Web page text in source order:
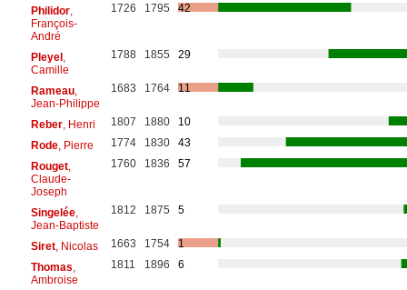
Philidor,
François-
André
1726 1795 42
Pleyel,
Camille
1788 1855 29
Rameau,
Jean-Philippe
1683 1764 11
Reber, Henri 1807 1880
10
Rode, Pierre 1774 1830
43
Rouget,
Claude-
Joseph
1760 1836 57
Singelée,
Jean-Baptiste
1812 1875 5
Siret, Nicolas 1663 1754
1
Thomas
Ambroise
1811 1896 6